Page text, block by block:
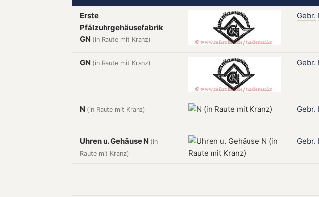
Erste
Pfälzuhrgehäusefabrik
GN (in Raute mit Kranz)
Gebr.
GN (in Raute mit Kranz) Gebr.
N (in Raute mit Kranz) Gebr.
Uhren u. Gehäuse N (in
Raute mit Kranz)
Gebr.